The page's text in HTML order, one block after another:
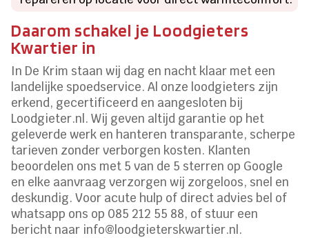
Daarom schakel je Loodgieters
Kwartier in
In De Krim staan wij dag en nacht klaar met een
landelijke spoedservice. Al onze loodgieters zijn
erkend, gecertificeerd en aangesloten bij
Loodgieter.nl. Wij geven altijd garantie op het
geleverde werk en hanteren transparante, scherpe
tarieven zonder verborgen kosten. Klanten
beoordelen ons met 5 van de 5 sterren op Google
en elke aanvraag verzorgen wij zorgeloos, snel en
deskundig. Voor acute hulp of direct advies bel of
whatsapp ons op 085 212 55 88, of stuur een
bericht naar info@loodgieterskwartier.nl.